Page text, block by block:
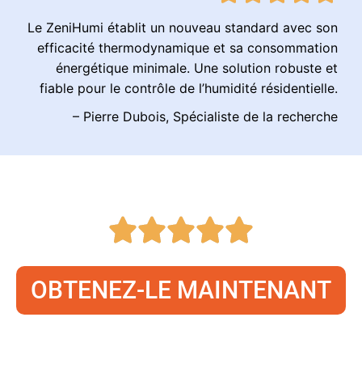
Le ZeniHumi établit un nouveau standard avec son
efficacité thermodynamique et sa consommation
énergétique minimale. Une solution robuste et
fiable pour le contrôle de l’humidité résidentielle.
– Pierre Dubois, Spécialiste de la recherche
OBTENEZ-LE MAINTENANT